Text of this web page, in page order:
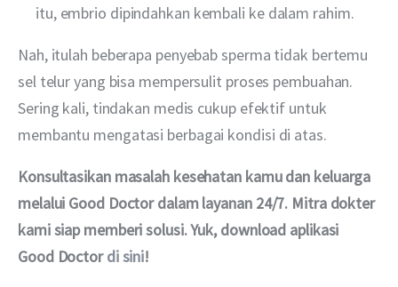
itu, embrio dipindahkan kembali ke dalam rahim.
Nah, itulah beberapa penyebab sperma tidak bertemu
sel telur yang bisa mempersulit proses pembuahan.
Sering kali, tindakan medis cukup efektif untuk
membantu mengatasi berbagai kondisi di atas.
Konsultasikan masalah kesehatan kamu dan keluarga
melalui Good Doctor dalam layanan 24/7. Mitra dokter
kami siap memberi solusi. Yuk, download aplikasi
Good Doctor di sini!